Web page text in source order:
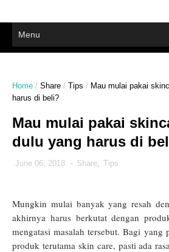
Home / Share / Tips / Mau mulai pakai
harus di beli?
Mau mulai pakai
dulu yang harus di
June 06, 2018 - Share, Tips
Mungkin mulai banyak yang resah
akhirnya harus berkutat dengan
mengatasi masalah tersebut. Bagi yang
produk terutama skin care, pasti ada